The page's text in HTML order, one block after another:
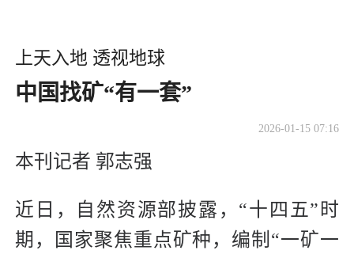
上天入地 透视地球
中国找矿“有一套”
2026-01-15 07:16
本刊记者 郭志强
近日，自然资源部披露，“十四五”时
期，国家聚焦重点矿种，编制“一矿一